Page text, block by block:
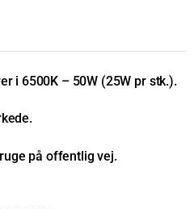
i 6500K – 50W (25W pr stk.).
på offentlig vej.